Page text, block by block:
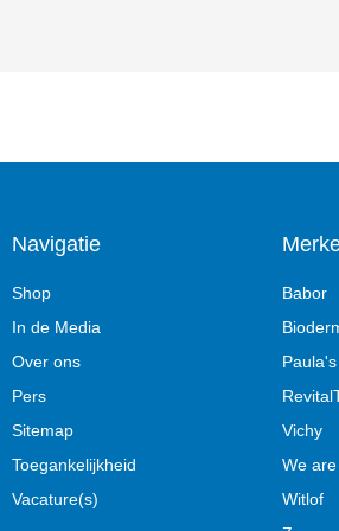
Navigatie
Shop
In de Media
Over ons
Pers
Sitemap
Toegankelijkheid
Vacature(s)
Babor
Vichy
We are
Witlof